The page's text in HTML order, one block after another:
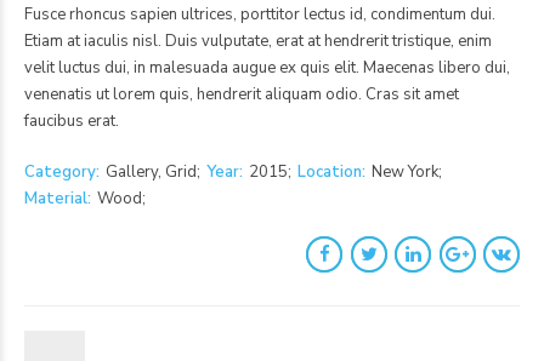
Fusce rhoncus sapien ultrices, porttitor lectus id, condimentum dui.
Etiam at iaculis nisl. Duis vulputate, erat at hendrerit tristique, enim
velit luctus dui, in malesuada augue ex quis elit. Maecenas libero dui,
venenatis ut lorem quis, hendrerit aliquam odio. Cras sit amet
faucibus erat.
Category Gallery, Grid Year 2015 Location New York
Material Wood